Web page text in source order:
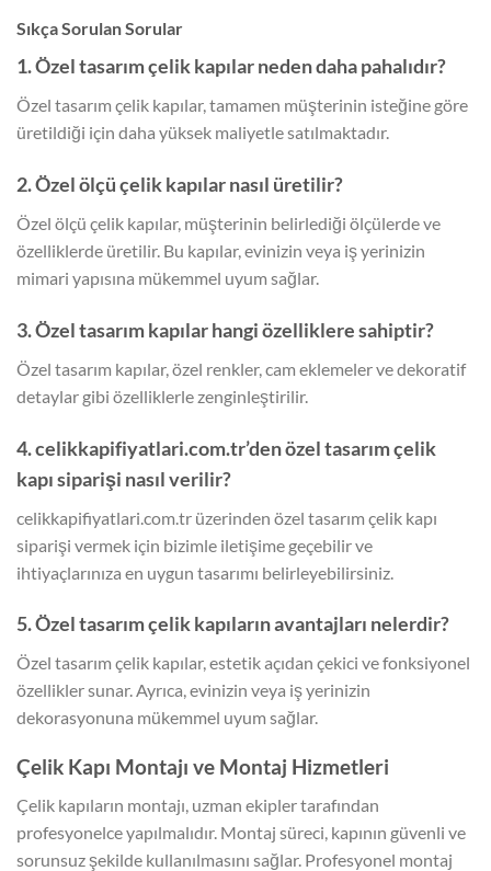
Sıkça Sorulan Sorular
1. Özel tasarım çelik kapılar neden daha pahalıdır?
Özel tasarım çelik kapılar, tamamen müşterinin isteğine göre
üretildiği için daha yüksek maliyetle satılmaktadır.
2. Özel ölçü çelik kapılar nasıl üretilir?
Özel ölçü çelik kapılar, müşterinin belirlediği ölçülerde ve
özelliklerde üretilir. Bu kapılar, evinizin veya iş yerinizin
mimari yapısına mükemmel uyum sağlar.
3. Özel tasarım kapılar hangi özelliklere sahiptir?
Özel tasarım kapılar, özel renkler, cam eklemeler ve dekoratif
detaylar gibi özelliklerle zenginleştirilir.
4. celikkapifiyatlari.com.tr’den özel tasarım çelik
kapı siparişi nasıl verilir?
celikkapifiyatlari.com.tr üzerinden özel tasarım çelik kapı
siparişi vermek için bizimle iletişime geçebilir ve
ihtiyaçlarınıza en uygun tasarımı belirleyebilirsiniz.
5. Özel tasarım çelik kapıların avantajları nelerdir?
Özel tasarım çelik kapılar, estetik açıdan çekici ve fonksiyonel
özellikler sunar. Ayrıca, evinizin veya iş yerinizin
dekorasyonuna mükemmel uyum sağlar.
Çelik Kapı Montajı ve Montaj Hizmetleri
Çelik kapıların montajı, uzman ekipler tarafından
profesyonelce yapılmalıdır. Montaj süreci, kapının güvenli ve
sorunsuz şekilde kullanılmasını sağlar. Profesyonel montaj